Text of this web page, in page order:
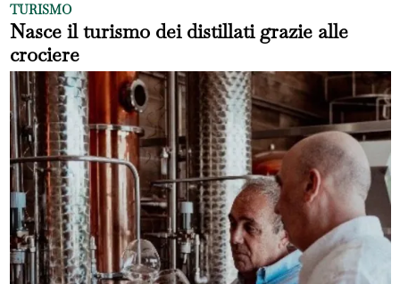
TURISMO
Nasce il turismo dei distillati grazie alle
crociere